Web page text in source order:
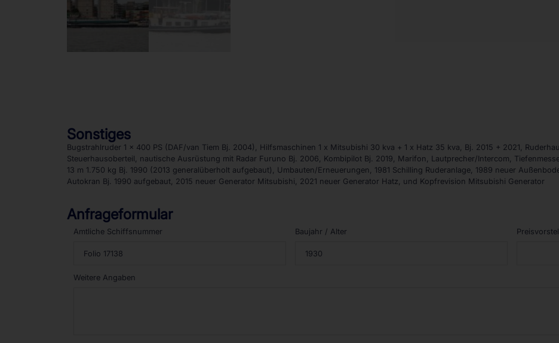
Sonstiges
Bugstrahlruder 1 x 400 PS (DAF/van Tiem Bj. 2004), Hilfsmaschinen 1 x Mitsubishi 30 kva + 1 x Hatz 35 kva, Bj. 2015 + 2021,
Steuerhausoberteil, nautische Ausrüstung mit Radar Furuno Bj. 2006, Kombipilot Bj. 2019, Marifon, Lautprecher/Intercom,
13 m 1.750 kg Bj. 1990 (2013 generalüberholt aufgebaut), Umbauten/Erneuerungen, 1981 Schilling Ruderanlage, 1989 neuer
Autokran Bj. 1990 aufgebaut, 2015 neuer Generator Mitsubishi, 2021 neuer Generator Hatz, und Kopfrevision Mitsubishi Generator
Anfrageformular
Amtliche Schiffsnummer Baujahr / Alter
Weitere Angaben